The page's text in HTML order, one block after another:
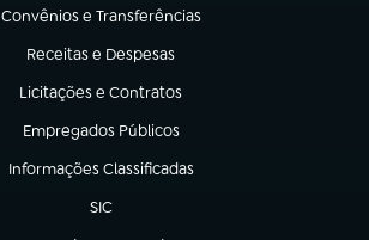
Convênios e Transferências
(abre em nova aba)
Receitas e Despesas
(abre em nova aba)
Licitações e Contratos
(abre em nova aba)
Empregados Públicos
(abre em nova aba)
Informações Classificadas
(abre em nova aba)
SIC
(abre em nova aba)